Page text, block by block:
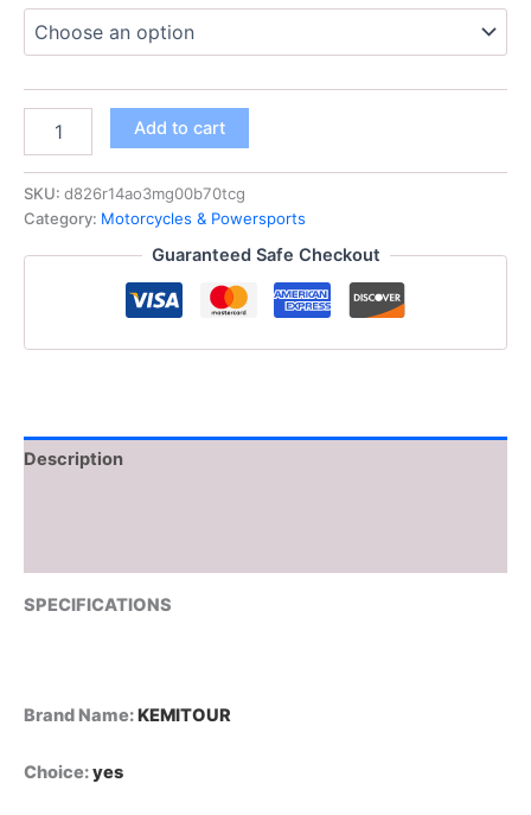
through
Signal
Light
Yamaha
YFZ450
450
LED
من
إشارة
من
Add to cart
SKU: d826r14ao3mg00b70tcg
Category: Motorcycles & Powersports
Guaranteed Safe Checkout
Description
SPECIFICATIONS
Brand Name:KEMITOUR
Choice:yes